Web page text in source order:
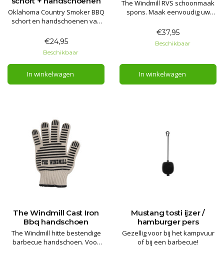
Oklahoma Country Smoker BBQ
schort en handschoenen van
voor iedere griller!
€24,95
Beschikbaar
In winkelwagen
The Windmill RVS schoonmaak
spons. Maak eenvoudig uw
€37,95
Beschikbaar
In winkelwagen
The Windmill Cast Iron
Bbq handschoen
The Windmill hitte bestendige
barbecue handschoen. Voor
Mustang tosti ijzer /
hamburger pers
Gezellig voor bij het kampvuur
of bij een barbecue!